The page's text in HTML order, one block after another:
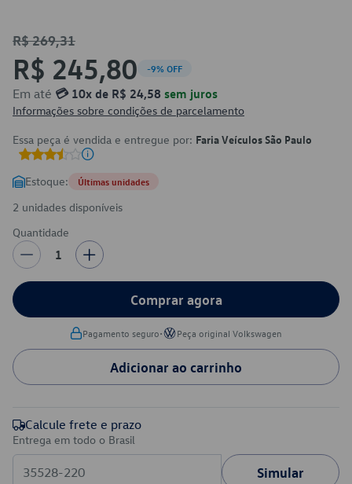
R$ 269,31
R$ 245,80 -9% OFF
Em até 💳 10x de R$ 24,58 sem juros
Informações sobre condições de parcelamento
Essa peça é vendida e entregue por: Faria Veículos São Paulo
Estoque: Últimas unidades
2 unidades disponíveis
Quantidade
1
Comprar agora
Pagamento seguro• Peça original Volkswagen
Adicionar ao carrinho
Calcule frete e prazo
Entrega em todo o Brasil
Simular